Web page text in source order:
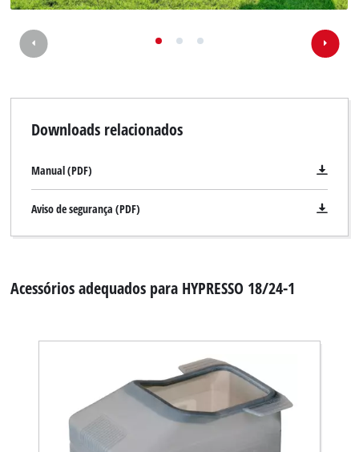
Downloads relacionados
Manual (PDF)
Aviso de segurança (PDF)
Acessórios adequados para HYPRESSO 18/24-1